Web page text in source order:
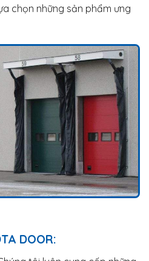
chọn những sản phẩm ưng
DOOR: